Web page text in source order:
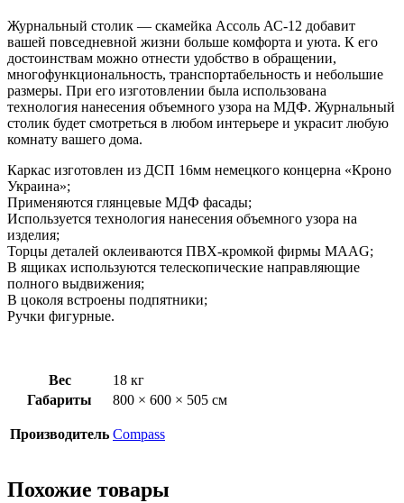
Журнальный столик — скамейка Ассоль АС-12 добавит
вашей повседневной жизни больше комфорта и уюта. К его
достоинствам можно отнести удобство в обращении,
многофункциональность, транспортабельность и небольшие
размеры. При его изготовлении была использована
технология нанесения объемного узора на МДФ. Журнальный
столик будет смотреться в любом интерьере и украсит любую
комнату вашего дома.
Каркас изготовлен из ДСП 16мм немецкого концерна «Кроно
Украина»;
Применяются глянцевые МДФ фасады;
Используется технология нанесения объемного узора на
изделия;
Торцы деталей оклеиваются ПВХ-кромкой фирмы MAAG;
В ящиках используются телескопические направляющие
полного выдвижения;
В цоколя встроены подпятники;
Ручки фигурные.
Вес
18 кг
Габариты
800 × 600 × 505 см
Производитель Compass
Похожие товары